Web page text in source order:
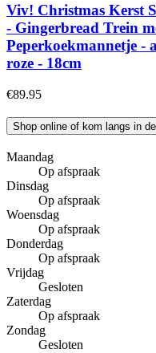
Viv! Christmas Kerst
- Gingerbread Trein
Peperkoekmannetje -
roze - 18cm
€89.95
Shop online of kom langs in
Maandag
Op afspraak
Dinsdag
Op afspraak
Woensdag
Op afspraak
Donderdag
Op afspraak
Vrijdag
Gesloten
Zaterdag
Op afspraak
Zondag
Gesloten